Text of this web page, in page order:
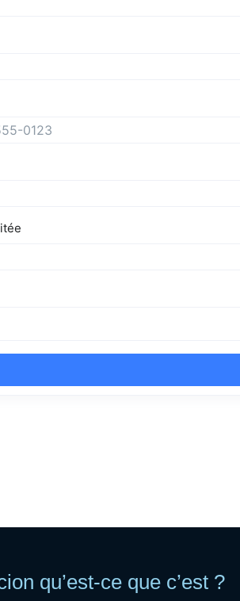
qu’est-ce que c’est ?